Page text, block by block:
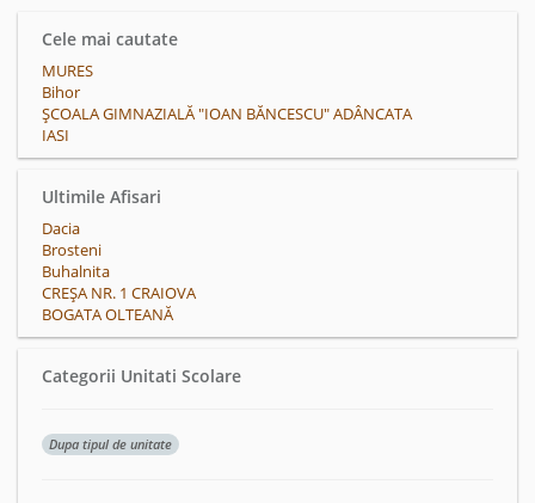
Cele mai cautate
MURES
Bihor
ȘCOALA GIMNAZIALĂ "IOAN BĂNCESCU" ADÂNCATA
IASI
Ultimile Afisari
Dacia
Brosteni
Buhalnita
CREȘA NR. 1 CRAIOVA
BOGATA OLTEANĂ
Categorii Unitati Scolare
Dupa tipul de unitate